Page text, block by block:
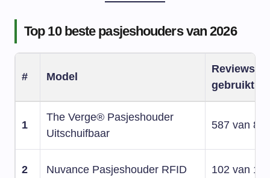
Top 10 beste pasjeshouders van 2026
# Model
Reviews
gebruikt
1
The Verge® Pasjeshouder
Uitschuifbaar
587 van
2 Nuvance Pasjeshouder RFID 102 van